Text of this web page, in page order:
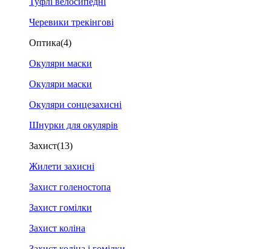
Черевики трекінгові
Оптика(4)
Окуляри маски
Окуляри маски
Окуляри сонцезахисні
Шнурки для окулярів
Захист(13)
Жилети захисні
Захист голеностопа
Захист гомілки
Захист коліна